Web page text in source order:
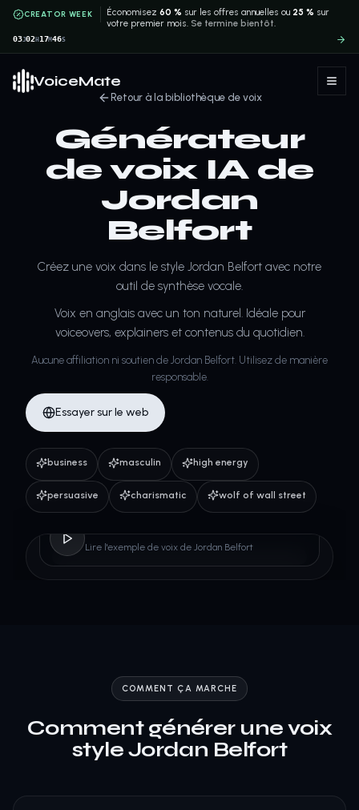
CREATOR WEEK Économisez60 % sur les offres annuelles ou 25 % sur
votre premier mois. Se termine bientôt.
03J02H 17M46S
VoiceMate
Retour à la bibliothèque de voix
Générateur
de voix IA de
Jordan
Belfort
Créez une voix dans le style Jordan Belfort avec notre
outil de synthèse vocale.
Voix en anglais avec un ton naturel. Idéale pour
voiceovers, explainers et contenus du quotidien.
Aucune affiliation ni soutien de Jordan Belfort. Utilisez de manière
responsable.
Essayer sur le web
business masculin high energy
persuasive charismatic wolf of wall street
Lire l'exemple de voix de Jordan Belfort
COMMENT ÇA MARCHE
Comment générer une voix
style Jordan Belfort